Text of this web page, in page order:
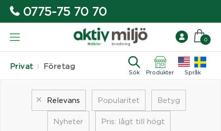
0775-75 70 70
Privat Företag
Sök Produkter Språk
0
Relevans Popularitet Betyg
Nyheter Pris: lågt till högt